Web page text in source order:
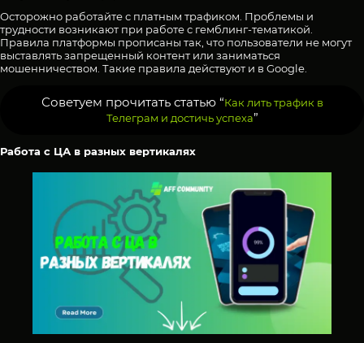
Осторожно работайте с платным трафиком. Проблемы и
трудности возникают при работе с гемблинг-тематикой.
Правила платформы прописаны так, что пользователи не могут
выставлять запрещенный контент или заниматься
мошенничеством. Такие правила действуют и в Google.
Советуем прочитать статью “Как лить трафик в
Телеграм и достичь успеха”
Работа с ЦА в разных вертикалях